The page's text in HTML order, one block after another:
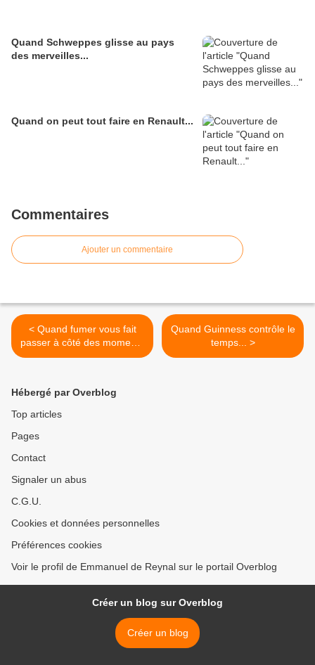
Quand Schweppes glisse au pays
des merveilles...
Quand on peut tout faire en Renault...
Commentaires
Ajouter un commentaire
< Quand fumer vous fait
passer à côté des moments
forts...
Quand Guinness contrôle le
temps... >
Hébergé par Overblog
Top articles
Pages
Contact
Signaler un abus
C.G.U.
Cookies et données personnelles
Préférences cookies
Voir le profil de Emmanuel de Reynal sur le portail Overblog
Créer un blog sur Overblog
Créer un blog